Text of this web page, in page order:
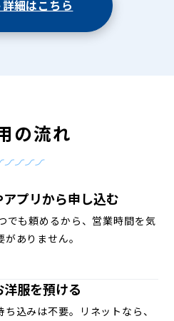
細はこちら
の流れ
アプリから申し込む
でも頼めるから、営業時間を気
がありません。
洋服を預ける
ち込みは不要。リネットなら、